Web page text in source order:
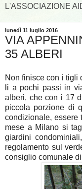
L'ASSOCIAZIONE
lunedì 11 luglio 2016
VIA
35 ALBERI
Non finisce con i tigli
li a pochi passi in
alberi, che con i 17
piccola porzione di
condizionale, essere
mese a Milano si
giardini
regolamento sul
consiglio comunale